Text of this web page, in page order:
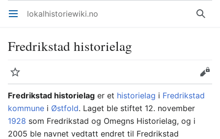
Åpne hovedmenyen lokalhistoriewiki.no Søk
Fredrikstad historielag
Overvåk
Rediger
Fredrikstad historielag er et historielag i Fredrikstad
kommune i Østfold. Laget ble stiftet 12. november
1928 som Fredrikstad og Omegns Historielag, og i
2005 ble navnet vedtatt endret til Fredrikstad